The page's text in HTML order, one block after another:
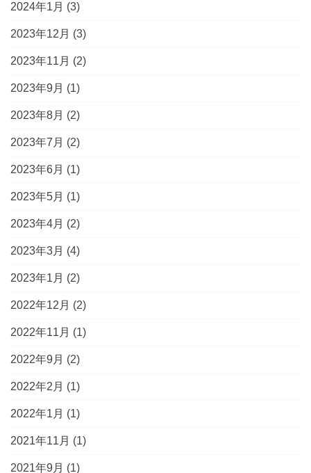
2024年1月 (3)
2023年12月 (3)
2023年11月 (2)
2023年9月 (1)
2023年8月 (2)
2023年7月 (2)
2023年6月 (1)
2023年5月 (1)
2023年4月 (2)
2023年3月 (4)
2023年1月 (2)
2022年12月 (2)
2022年11月 (1)
2022年9月 (2)
2022年2月 (1)
2022年1月 (1)
2021年11月 (1)
2021年9月 (1)